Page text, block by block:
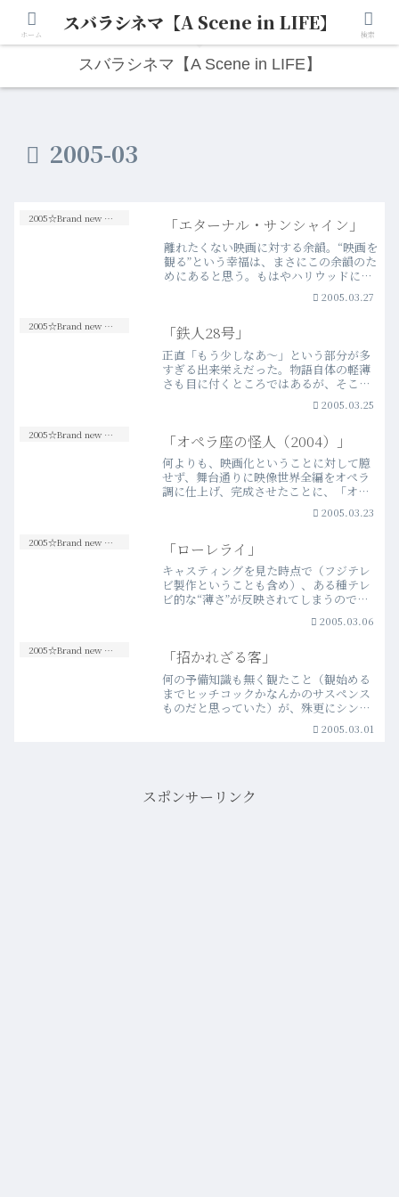
人生は“ひとりごと”から始まる。映画と写真と日々のこと。
スバラシネマ【A Scene in LIFE】
2005-03
2005☆Brand new Movies 「エターナル・サンシャイン」
離れたくない映画に対する余韻。“映画を
観る”という幸福は、まさにこの余韻のた
めにあると思う。もはやハリウッドにお
ているカウフマン×ゴンドリーの、この
はしばらく忘れる…more
2005.03.27
2005☆Brand new Movies 「鉄人28号」
正直「もう少しなあ～」という部分が多
すぎる出来栄えだった。物語自体の軽薄
さも目に付くところではあるが、そこは
あえて“王道的”と片付けておいておこ
う。やはり問題はビジュアルに尽きると
化する意味をもっと考え…more
2005.03.25
2005☆Brand new Movies 「オペラ座の怪人（2004）」
何よりも、映画化ということに対して臆
せず、舞台通りに映像世界全編をオペラ
調に仕上げ、完成させたことに、「オペ
ラ座の怪人」という神々しいまでのオリ
ジナルに対する尊敬と自信が感じられ
れることに違和感を持つ人も…more
2005.03.23
2005☆Brand new Movies 「ローレライ」
キャスティングを見た時点で（フジテレ
ビ製作ということも含め）、ある種テレ
ビ的な“薄さ”が反映されてしまうのでは
してそういうことが全く無い映画である
思った以上にひとつの映…more
2005.03.06
2005☆Brand new Movies 「招かれざる客」
何の予備知識も無く観たこと（観始める
までヒッチコックかなんかのサスペンス
ものだと思っていた）が、殊更にシンプ
れる要因になった。突然帰郷した一人娘
2005.03.01
スポンサーリンク
ホーム スバラシネマ【A Scene in LIFE】 検索